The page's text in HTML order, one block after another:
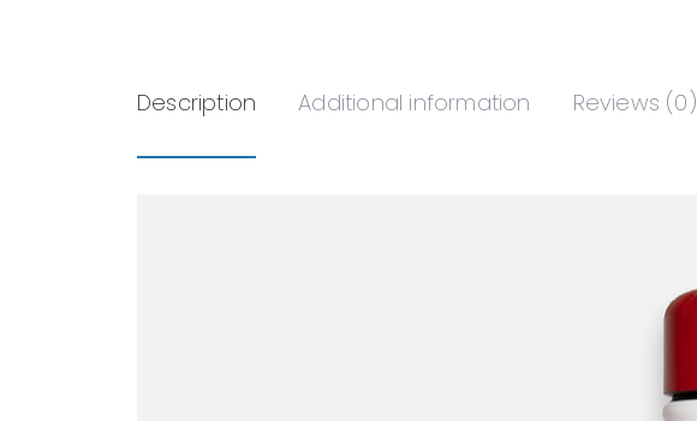
Description Additional information Reviews (0)